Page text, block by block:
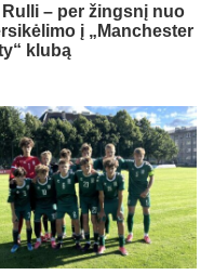
Rulli – per žingsnį nuo
į „Manchester
klubą